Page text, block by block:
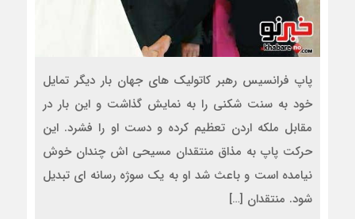
پاپ فرانسیس رهبر کاتولیک های جهان بار دیگر تمایل
خود به سنت شکنی را به نمایش گذاشت و این بار در
مقابل ملکه اردن تعظیم کرده و دست او را فشرد. این
حرکت پاپ به مذاق منتقدان مسیحی اش چندان خوش
نیامده است و باعث شد او به یک سوژه رسانه ای تبدیل
شود. منتقدان […]